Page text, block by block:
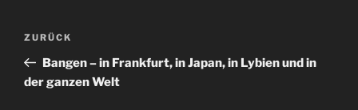
Beitragsnavigation
Vorheriger
Beitrag
ZURÜCK
Bangen – in Frankfurt, in Japan, in Lybien und in
der ganzen Welt